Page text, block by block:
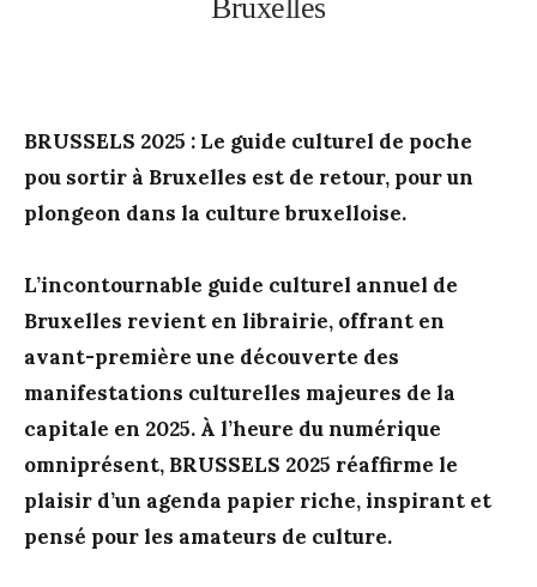
Bruxelles
BRUSSELS 2025 : Le guide culturel de poche
pou sortir à Bruxelles est de retour, pour un
plongeon dans la culture bruxelloise.
L’incontournable guide culturel annuel de
Bruxelles revient en librairie, offrant en
avant-première une découverte des
manifestations culturelles majeures de la
capitale en 2025. À l’heure du numérique
omniprésent, BRUSSELS 2025 réaffirme le
plaisir d’un agenda papier riche, inspirant et
pensé pour les amateurs de culture.